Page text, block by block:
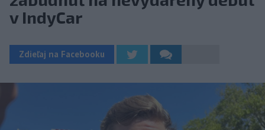
v IndyCar
Zdieľaj na Facebooku